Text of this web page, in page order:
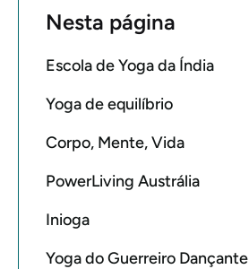
Nesta página
Escola de Yoga da Índia
Yoga de equilíbrio
Corpo, Mente, Vida
PowerLiving Austrália
Inioga
Yoga do Guerreiro Dançante